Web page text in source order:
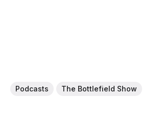
Podcasts The Bottlefield Show